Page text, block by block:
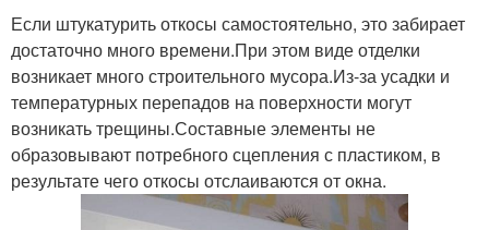
Если штукатурить откосы самостоятельно, это забирает
достаточно много времени.При этом виде отделки
возникает много строительного мусора.Из-за усадки и
температурных перепадов на поверхности могут
возникать трещины.Составные элементы не
образовывают потребного сцепления с пластиком, в
результате чего откосы отслаиваются от окна.